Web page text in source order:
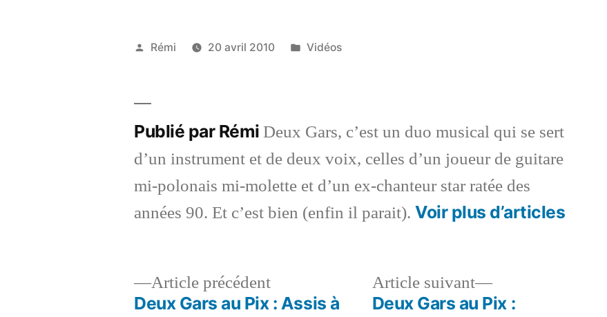
Publié
Rémi 20 avril 2010
Publié
Vidéos
Publié par RémiDeux Gars, c’est un duo musical qui se sert
d’un instrument et de deux voix, celles d’un joueur de guitare
mi-polonais mi-molette et d’un ex-chanteur star ratée des
années 90. Et c’est bien (enfin il parait).Voir plus d’articles
Article précédentArticle
précédent :
Deux Gars au Pix : Assis à
Article suivant
Article
suivant :
Deux Gars au Pix :